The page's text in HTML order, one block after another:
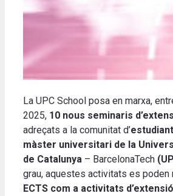
La UPC School posa en marxa,
2025, 10 nous seminaris
adreçats a la comunitat d’
màster universitari de la
de Catalunya – BarcelonaTech
grau, aquestes activitats es poden
ECTS com a activitats